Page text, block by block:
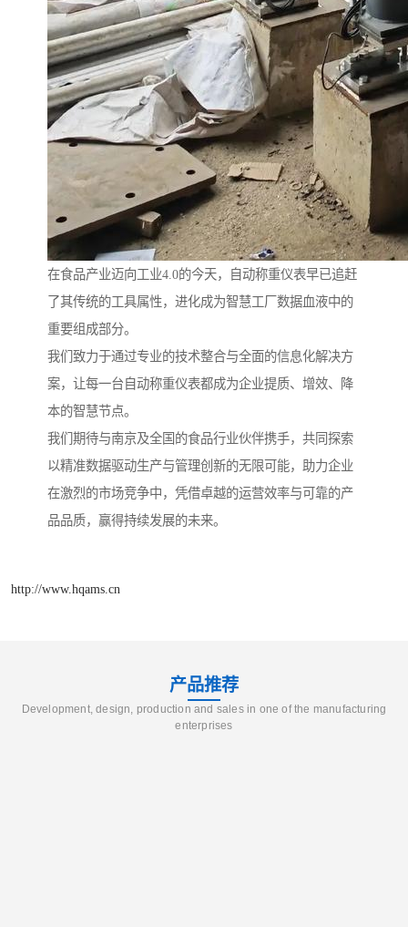
在食品产业迈向工业4.0的今天，自动称重仪表早已追赶
了其传统的工具属性，进化成为智慧工厂数据血液中的
重要组成部分。
我们致力于通过专业的技术整合与全面的信息化解决方
案，让每一台自动称重仪表都成为企业提质、增效、降
本的智慧节点。
我们期待与南京及全国的食品行业伙伴携手，共同探索
以精准数据驱动生产与管理创新的无限可能，助力企业
在激烈的市场竞争中，凭借卓越的运营效率与可靠的产
品品质，赢得持续发展的未来。
http://www.hqams.cn
产品推荐
Development, design, production and sales in one of the manufacturing
enterprises